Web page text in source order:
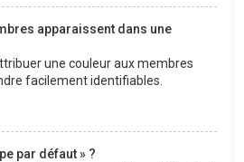
apparaissent dans une
une couleur aux membres
facilement identifiables.
par défaut » ?